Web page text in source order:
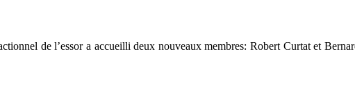
de l’essor a accueilli deux nouveaux membres: Robert Curtat et